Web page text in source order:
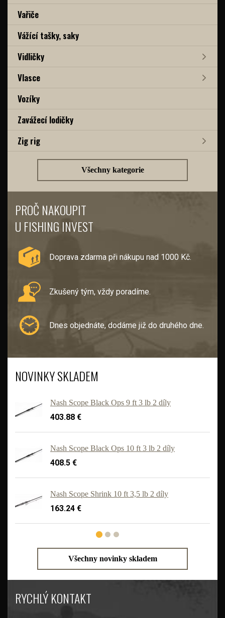
Vařiče
Vážící tašky, saky
Vidličky
Vlasce
Vozíky
Zavážecí lodičky
Zig rig
Všechny kategorie
PROČ NAKOUPIT
U FISHING INVEST
Doprava zdarma při nákupu nad 1000 Kč.
Zkušený tým, vždy poradíme.
Dnes objednáte, dodáme již do druhého dne.
NOVINKY SKLADEM
Nash Scope Black Ops 9 ft 3 lb 2 díly
403.88 €
Nash Scope Black Ops 10 ft 3 lb 2 díly
408.5 €
Nash Scope Shrink 10 ft 3,5 lb 2 díly
163.24 €
Všechny novinky skladem
RYCHLÝ KONTAKT